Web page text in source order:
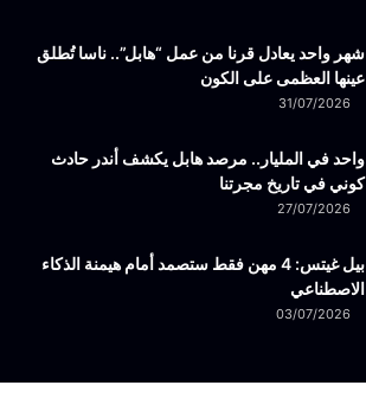
شهر واحد يعادل قرنا من عمل “هابل”.. ناسا تُطلق
عينها العظمى على الكون
31/07/2026
واحد في المليار.. مرصد هابل يكشف أندر حادث
كوني في تاريخ مجرتنا
27/07/2026
بيل غيتس: 4 مهن فقط ستصمد أمام هيمنة الذكاء
الاصطناعي
03/07/2026